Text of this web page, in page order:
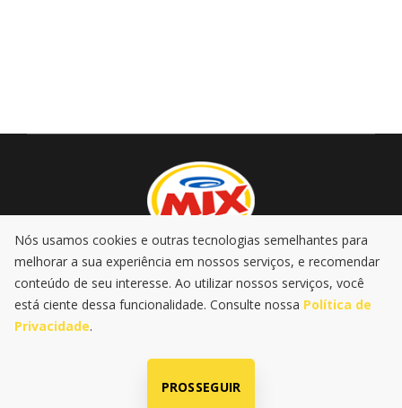
AO VIVO PROMOÇÕES PODCASTS
MÚSICA
NOTÍCIAS
Política de Privacidade|LGPD|@2025 Rádio Mix FM . Todos os
direitos reservados
Nós usamos cookies e outras tecnologias semelhantes para
melhorar a sua experiência em nossos serviços, e recomendar
conteúdo de seu interesse. Ao utilizar nossos serviços, você
está ciente dessa funcionalidade. Consulte nossa Política de
Privacidade.
PROSSEGUIR